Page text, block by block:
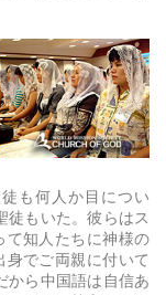
も何人か目につい
徒もいた。彼らはス
て知人たちに神様の
でご両親に付いて
から中国語は自信あ